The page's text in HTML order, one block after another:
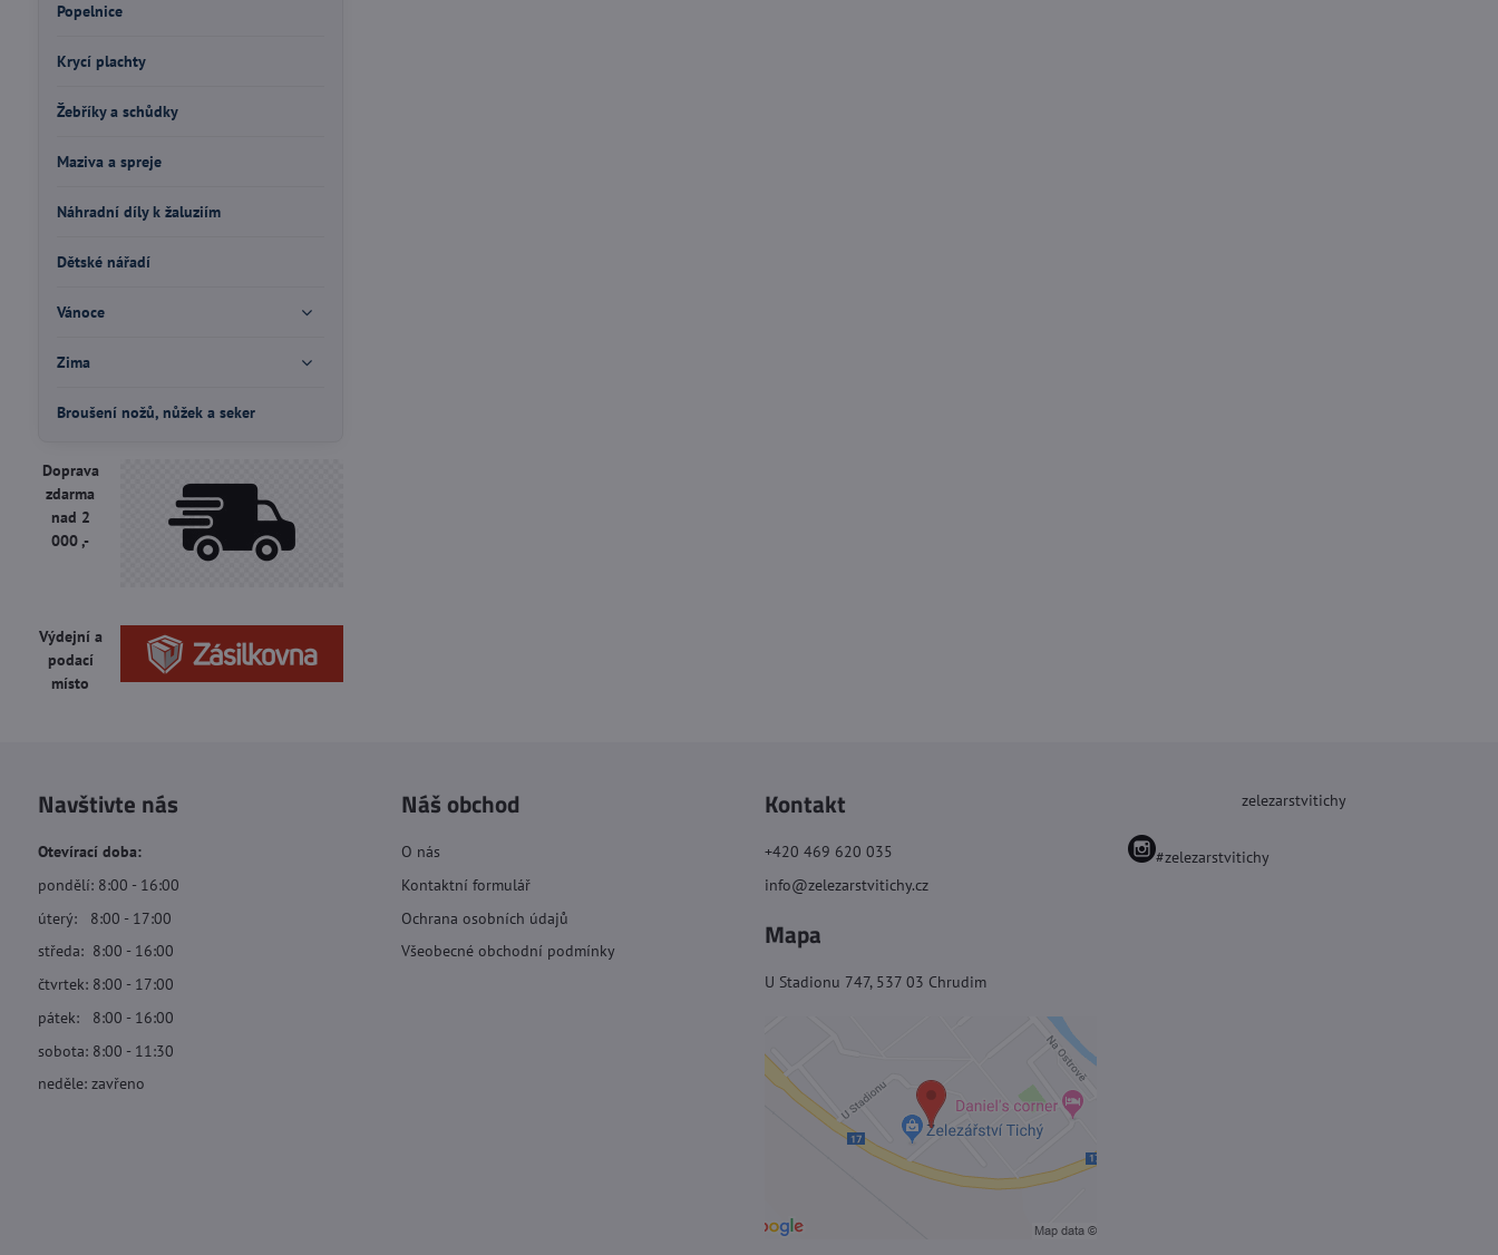
Popelnice
Krycí plachty
Žebříky a schůdky
Maziva a spreje
Náhradní díly k žaluziím
Dětské nářadí
Vánoce
Zima
Broušení nožů, nůžek a seker
Doprava
zdarma
nad 2
000 ,-
Výdejní a
podací
místo
Navštivte nás
Otevírací doba:
pondělí: 8:00 - 16:00
úterý: 8:00 - 17:00
středa: 8:00 - 16:00
čtvrtek: 8:00 - 17:00
pátek: 8:00 - 16:00
sobota: 8:00 - 11:30
neděle: zavřeno
Náš obchod
O nás
Kontaktní formulář
Ochrana osobních údajů
Všeobecné obchodní podmínky
Kontakt
+420 469 620 035
info@zelezarstvitichy.cz
Mapa
U Stadionu 747, 537 03 Chrudim
zelezarstvitichy
#zelezarstvitichy